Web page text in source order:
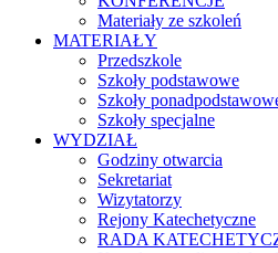
Materiały ze szkoleń
MATERIAŁY
Przedszkole
Szkoły podstawowe
Szkoły
Szkoły specjalne
WYDZIAŁ
Godziny otwarcia
Sekretariat
Wizytatorzy
Rejony Katechetyczne
RADA